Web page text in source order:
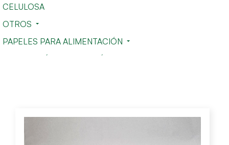
CELULOSA
OTROS
PAPELES PARA ALIMENTACIÓN
SACOS Y LÁMINAS DE PLÁSTICO TRANSPARENTES